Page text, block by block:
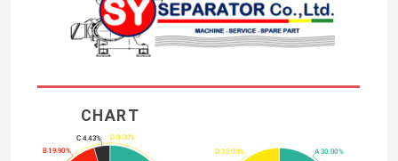
CHART
B 19.90%
C 4.43% D 0.00%
A 30.00%
D 35.00%